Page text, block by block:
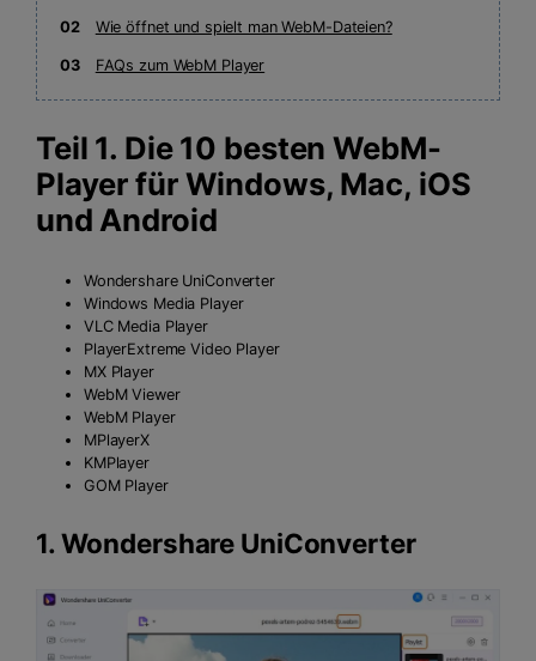
02 Wie öffnet und spielt man WebM-Dateien?
03 FAQs zum WebM Player
Teil 1. Die 10 besten WebM-
Player für Windows, Mac, iOS
und Android
Wondershare UniConverter
Windows Media Player
VLC Media Player
PlayerExtreme Video Player
MX Player
WebM Viewer
WebM Player
MPlayerX
KMPlayer
GOM Player
1. Wondershare UniConverter